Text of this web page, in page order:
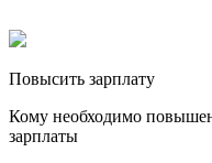
Повысить зарплату
Кому необходимо
зарплаты